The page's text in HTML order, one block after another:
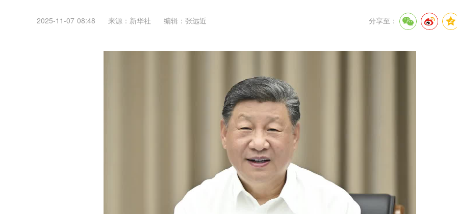
2025-11-07 08:48 来源：新华社 编辑：张远近 分享至：